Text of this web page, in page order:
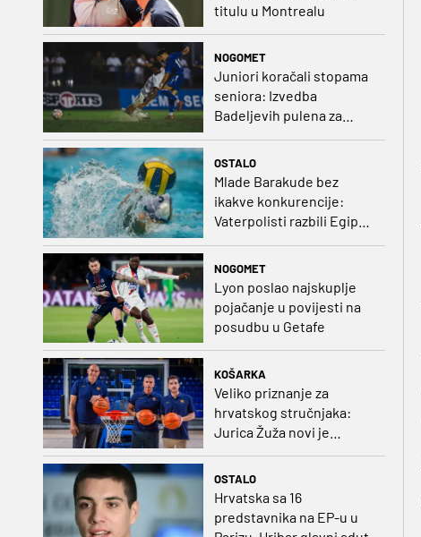
titulu u Montrealu
NOGOMET
Juniori koračali stopama
seniora: Izvedba
Badeljevih pulena za
OSTALO
Mlade Barakude bez
ikakve konkurencije:
Vaterpolisti razbili Egipat
NOGOMET
Lyon poslao najskuplje
pojačanje u povijesti na
posudbu u Getafe
KOŠARKA
Veliko priznanje za
hrvatskog stručnjaka:
Jurica Žuža novi je
OSTALO
Hrvatska sa 16
predstavnika na EP-u u